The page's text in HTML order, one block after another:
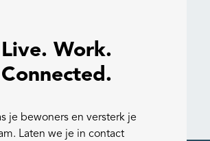
Live. Work.
Connected.
je bewoners en versterk je
Laten we je in contact